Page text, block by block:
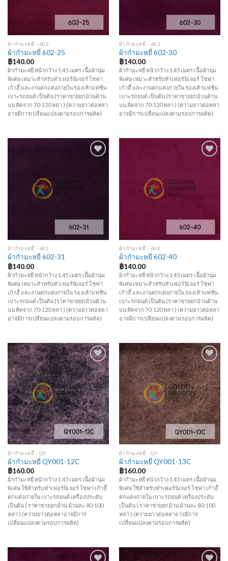
ผ้ากำมะหยี่ - 602
ผ้ากำมะหยี่ 602-25
฿140.00
ผ้ากำมะหยี่ หน้ากว้าง 1.45 เมตร เนื้อผ้านุ่ม
พิเศษ เหมาะสำหรับทำเฟอร์นิเจอร์ โซฟา
เก้าอี้ และงานตกแต่งภายใน รองเท้าแฟชั่น
เบาะรถยนต์ เป็นต้น (ราคาขายยกม้วนด้าน
บน คิดจาก 70-120 หลา ) (ความยาวต่อหลา
อาจมีการเปลี่ยนแปลงตามรอบการผลิต)
ผ้ากำมะหยี่ - 602
ผ้ากำมะหยี่ 602-30
฿140.00
ผ้ากำมะหยี่ หน้ากว้าง 1.45 เมตร เนื้อผ้านุ่ม
พิเศษ เหมาะสำหรับทำเฟอร์นิเจอร์ โซฟา
เก้าอี้ และงานตกแต่งภายใน รองเท้าแฟชั่น
เบาะรถยนต์ เป็นต้น (ราคาขายยกม้วนด้าน
บน คิดจาก 70-120 หลา ) (ความยาวต่อหลา
อาจมีการเปลี่ยนแปลงตามรอบการผลิต)
ผ้ากำมะหยี่ - 602
ผ้ากำมะหยี่ 602-31
฿140.00
ผ้ากำมะหยี่ หน้ากว้าง 1.45 เมตร เนื้อผ้านุ่ม
พิเศษ เหมาะสำหรับทำเฟอร์นิเจอร์ โซฟา
เก้าอี้ และงานตกแต่งภายใน รองเท้าแฟชั่น
เบาะรถยนต์ เป็นต้น (ราคาขายยกม้วนด้าน
บน คิดจาก 70-120 หลา ) (ความยาวต่อหลา
อาจมีการเปลี่ยนแปลงตามรอบการผลิต)
ผ้ากำมะหยี่ - 602
ผ้ากำมะหยี่ 602-40
฿140.00
ผ้ากำมะหยี่ หน้ากว้าง 1.45 เมตร เนื้อผ้านุ่ม
พิเศษ เหมาะสำหรับทำเฟอร์นิเจอร์ โซฟา
เก้าอี้ และงานตกแต่งภายใน รองเท้าแฟชั่น
เบาะรถยนต์ เป็นต้น (ราคาขายยกม้วนด้าน
บน คิดจาก 70-120 หลา ) (ความยาวต่อหลา
อาจมีการเปลี่ยนแปลงตามรอบการผลิต)
Add to
Wishlist
ผ้ากำมะหยี่ - QY
ผ้ากำมะหยี่ QY001-12C
฿160.00
ผ้ากำมะหยี่ หน้ากว้าง 1.45 เมตร เนื้อผ้านุ่ม
พิเศษ ใช้สำหรับทำเฟอร์นิเจอร์ โซฟา เก้าอี้
ตกแต่งภายใน เบาะรถยนต์ เครื่องประดับ
เป็นต้น ( ราคาขายยกม้วน ม้วนละ 80-100
หลา ) (ความยาวต่อหลาอาจมีการ
เปลี่ยนแปลงตามรอบการผลิต)
Add to
Wishlist
ผ้ากำมะหยี่ - QY
ผ้ากำมะหยี่ QY001-13C
฿160.00
ผ้ากำมะหยี่ หน้ากว้าง 1.45 เมตร เนื้อผ้านุ่ม
พิเศษ ใช้สำหรับทำเฟอร์นิเจอร์ โซฟา เก้าอี้
ตกแต่งภายใน เบาะรถยนต์ เครื่องประดับ
เป็นต้น ( ราคาขายยกม้วน ม้วนละ 80-100
หลา ) (ความยาวต่อหลาอาจมีการ
เปลี่ยนแปลงตามรอบการผลิต)